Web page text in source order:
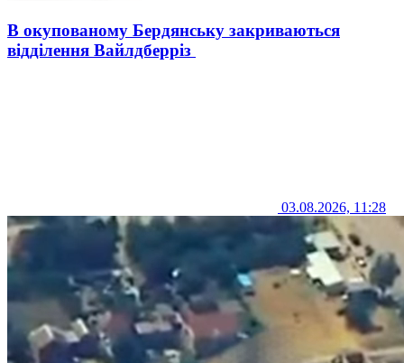
В окупованому Бердянську закриваються
відділення Вайлдберріз
03.08.2026, 11:28